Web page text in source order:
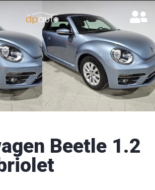
Beetle 1.2